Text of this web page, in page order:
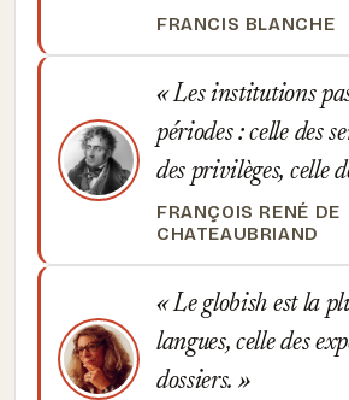
FRANCIS BLANCHE
Les institutions
périodes : celle des
des privilèges, celle
FRANÇOIS RENÉ DE
CHATEAUBRIAND
Le globish est la
langues, celle des
dossiers.